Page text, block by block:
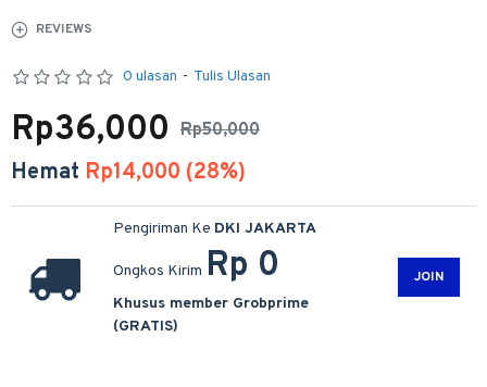
REVIEWS
0 ulasan - Tulis Ulasan
Rp50,000
Rp36,000
Hemat Rp14,000 (28%)
Pengiriman Ke DKI JAKARTA
Ongkos Kirim Rp 0
Khusus member Grobprime
(GRATIS)
JOIN